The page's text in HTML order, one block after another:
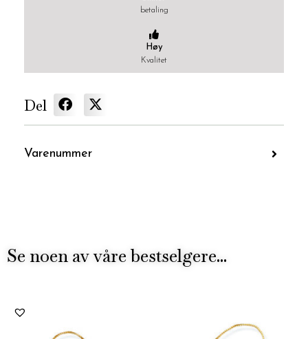
betaling
Høy
Kvalitet
Del
Varenummer
Se noen av våre bestselgere...